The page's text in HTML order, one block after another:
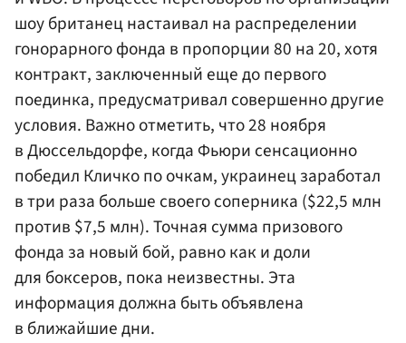
шоу британец настаивал на распределении
гонорарного фонда в пропорции 80 на 20, хотя
контракт, заключенный еще до первого
поединка, предусматривал совершенно другие
условия. Важно отметить, что 28 ноября
в Дюссельдорфе, когда Фьюри сенсационно
победил Кличко по очкам, украинец заработал
в три раза больше своего соперника ($22,5 млн
против $7,5 млн). Точная сумма призового
фонда за новый бой, равно как и доли
для боксеров, пока неизвестны. Эта
информация должна быть объявлена
в ближайшие дни.